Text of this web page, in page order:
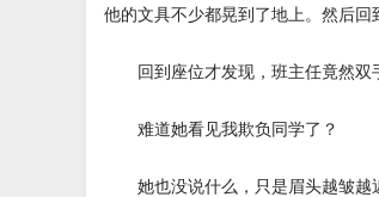
他的文具不少都晃到了地上。然后回
回到座位才发现，班主任竟然双
难道她看见我欺负同学了？
她也没说什么，只是眉头越皱越